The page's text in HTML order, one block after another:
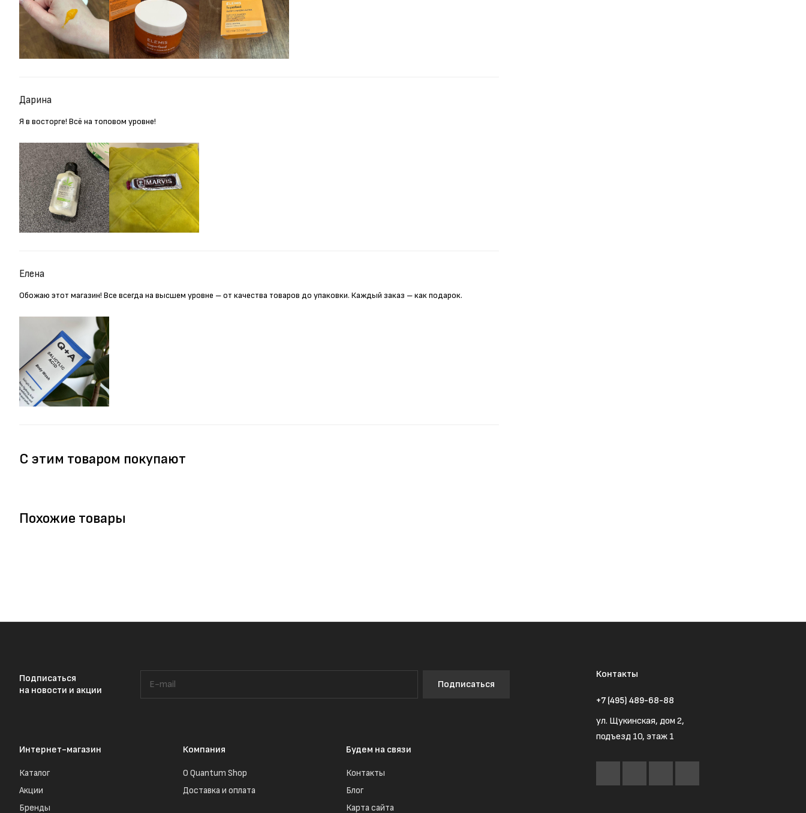
Дарина
Я в восторге! Всё на топовом уровне!
Елена
Обожаю этот магазин! Все всегда на высшем уровне – от качества товаров до упаковки. Каждый заказ – как подарок.
С этим товаром покупают
Похожие товары
Подписаться
на новости и акции
Подписаться
Интернет-магазин
Каталог
Акции
Бренды
Компания
О Quantum Shop
Доставка и оплата
Будем на связи
Контакты
Блог
Карта сайта
Контакты
+7 (495) 489-68-88
ул. Щукинская, дом 2,
подъезд 10, этаж 1